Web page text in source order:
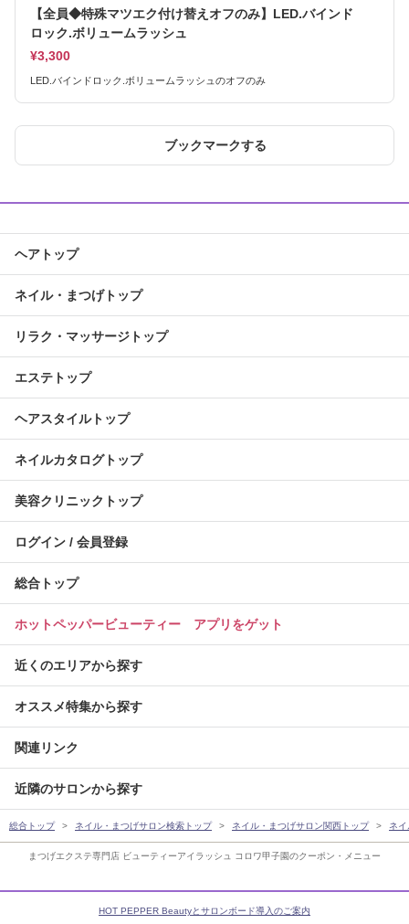
まつげエクステ専門店 ビューティーアイラッシュ コロワ甲子園のクーポン・メニュー
【全員◆特殊マツエク付け替えオフのみ】LED.バインド
ロック.ボリュームラッシュ
¥3,300
LED.バインドロック.ボリュームラッシュのオフのみ
ブックマークする
ヘアトップ
ネイル・まつげトップ
リラク・マッサージトップ
エステトップ
ヘアスタイルトップ
ネイルカタログトップ
美容クリニックトップ
ログイン / 会員登録
総合トップ
ホットペッパービューティー アプリをゲット
近くのエリアから探す
オススメ特集から探す
関連リンク
近隣のサロンから探す
総合トップ ネイル・まつげサロン検索トップ ネイル・まつげサロン関西トップ ネ
HOT PEPPER Beautyとサロンボード導入のご案内